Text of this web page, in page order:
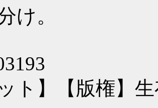
け。
ット】【版権】